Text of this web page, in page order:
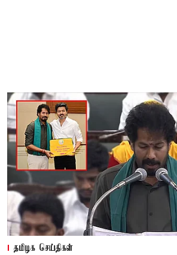
தமிழக செய்திகள்